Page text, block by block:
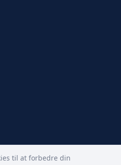
til at forbedre din